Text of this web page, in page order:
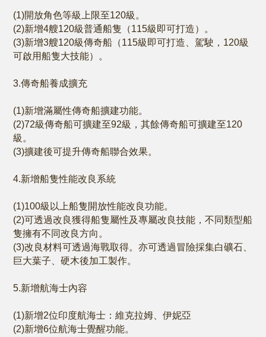
(1)開放角色等級上限至120級。
(2)新增4艘120級普通船隻（115級即可打造）。
(3)新增3艘120級傳奇船（115級即可打造、駕駛，120級
可啟用船隻大技能）。
3.傳奇船養成擴充
(1)新增滿屬性傳奇船擴建功能。
(2)72級傳奇船可擴建至92級，其餘傳奇船可擴建至120
級。
(3)擴建後可提升傳奇船聯合效果。
4.新增船隻性能改良系統
(1)100級以上船隻開放性能改良功能。
(2)可透過改良獲得船隻屬性及專屬改良技能，不同類型船
隻擁有不同改良方向。
(3)改良材料可透過海戰取得。亦可透過冒險採集白礦石、
巨大葉子、硬木後加工製作。
5.新增航海士內容
(1)新增2位印度航海士：維克拉姆、伊妮亞
(2)新增6位航海士覺醒功能。